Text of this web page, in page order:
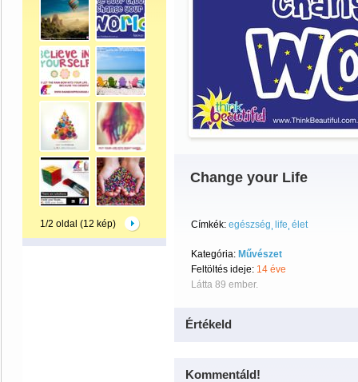
1/2 oldal (12 kép)
Change your Life
Címkék: egészség life élet
Kategória: Művészet
Feltöltés ideje: 14 éve
Látta 89 ember.
Értékeld
Kommentáld!